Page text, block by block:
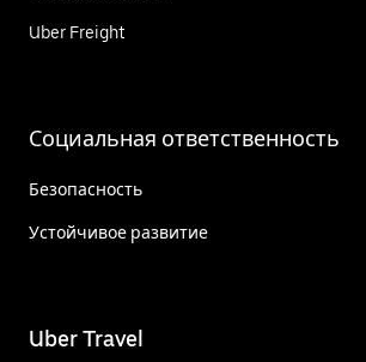
Uber Freight
Социальная ответственность
Безопасность
Устойчивое развитие
Uber Travel